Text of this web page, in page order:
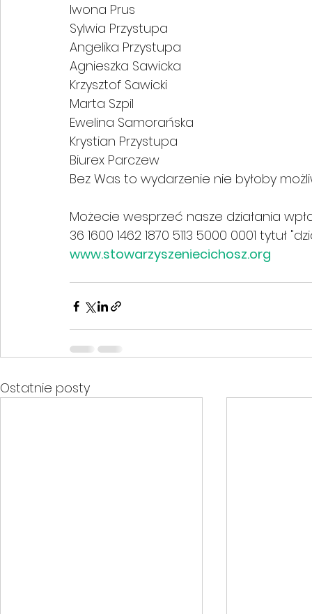
Iwona Prus
Sylwia Przystupa
Angelika Przystupa
Agnieszka Sawicka
Krzysztof Sawicki
Marta Szpil
Ewelina Samorańska
Krystian Przystupa
Biurex Parczew
Bez Was to wydarzenie nie byłoby
Możecie wesprzeć nasze działania
36 1600 1462 1870 5113 5000 0001 tytuł
www.stowarzyszeniecichosz.org
Ostatnie posty